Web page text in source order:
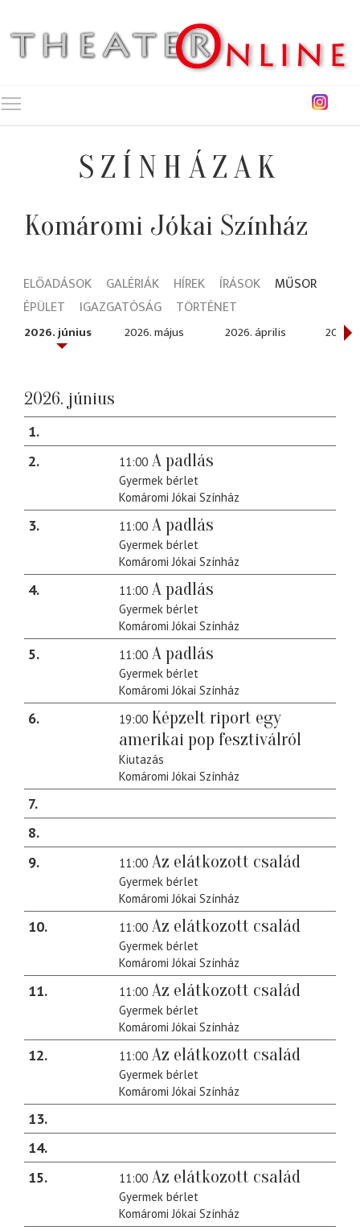
SZÍNHÁZAK
Komáromi Jókai Színház
ELŐADÁSOK GALÉRIÁK HÍREK ÍRÁSOK
MŰSOR
ÉPÜLET
IGAZGATÓSÁG TÖRTÉNET
2026. június 2026. május 2026. április 2026.
2026. június
1
2
11:00 A padlás
Gyermek bérlet
Komáromi Jókai Színház
3 11:00 A padlás
Gyermek bérlet
Komáromi Jókai Színház
4 11:00 A padlás
Gyermek bérlet
Komáromi Jókai Színház
5 11:00 A padlás
Gyermek bérlet
Komáromi Jókai Színház
6 19:00 Képzelt riport egy
amerikai pop fesztiválról
Kiutazás
Komáromi Jókai Színház
7
8
9
11:00 Az elátkozott család
Gyermek bérlet
Komáromi Jókai Színház
10 11:00 Az elátkozott család
Gyermek bérlet
Komáromi Jókai Színház
11 11:00 Az elátkozott család
Gyermek bérlet
Komáromi Jókai Színház
12 11:00 Az elátkozott család
Gyermek bérlet
Komáromi Jókai Színház
13
14
15
11:00 Az elátkozott család
Gyermek bérlet
Komáromi Jókai Színház